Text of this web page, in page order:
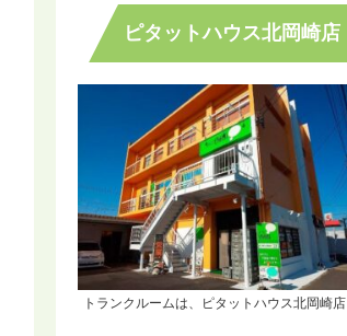
ピタットハウス北岡崎店
トランクルームは、ピタットハウス北岡崎店